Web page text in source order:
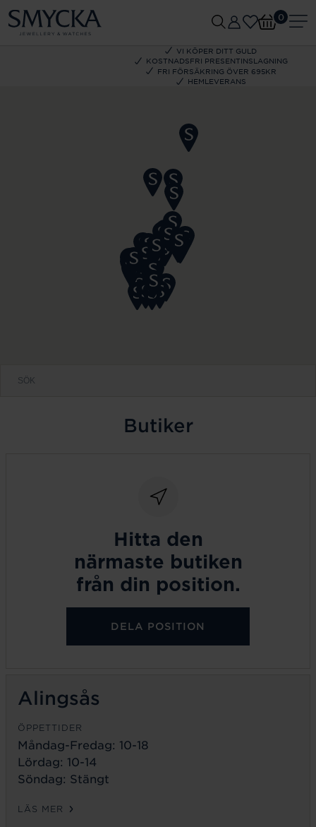
VI KÖPER DITT GULD
KOSTNADSFRI PRESENTINSLAGNING
FRI FÖRSÄKRING ÖVER 695KR
HEMLEVERANS
0
Butiker
Hitta den
närmaste butiken
från din position.
DELA POSITION
Alingsås
ÖPPETTIDER
Måndag-Fredag: 10-18
Lördag: 10-14
Söndag: Stängt
LÄS MER